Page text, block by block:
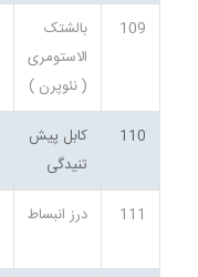
109
بالشتک
الاستومری
( نئوپرن )
110
کابل پیش
تنیدگی
111 درز انبساط